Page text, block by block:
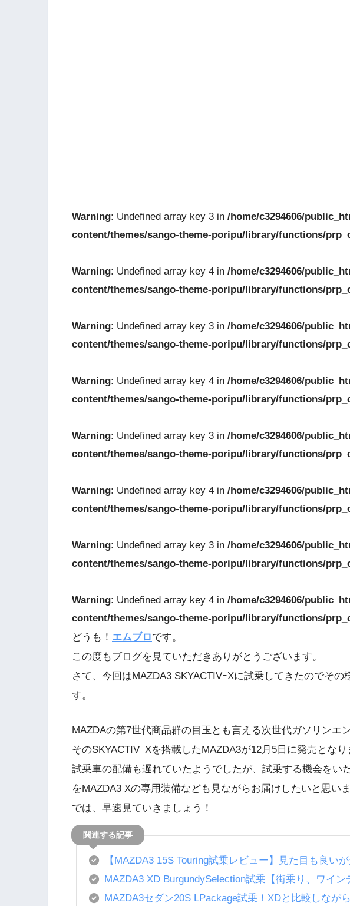
Warning: Undefined array key 3 in /home/c3294606/
content/themes/sango-theme-poripu/library/functions/
Warning: Undefined array key 4 in /home/c3294606/
content/themes/sango-theme-poripu/library/functions/
Warning: Undefined array key 3 in /home/c3294606/
content/themes/sango-theme-poripu/library/functions/
Warning: Undefined array key 4 in /home/c3294606/
content/themes/sango-theme-poripu/library/functions/
Warning: Undefined array key 3 in /home/c3294606/
content/themes/sango-theme-poripu/library/functions/
Warning: Undefined array key 4 in /home/c3294606/
content/themes/sango-theme-poripu/library/functions/
Warning: Undefined array key 3 in /home/c3294606/
content/themes/sango-theme-poripu/library/functions/
Warning: Undefined array key 4 in /home/c3294606/
content/themes/sango-theme-poripu/library/functions/
どうも！ エムブロです。
この度もブログを見ていただきありがとうございます。
さて、今回はMAZDA3 SKYACTIVｰXに試乗してきたのでその
す。
MAZDAの第7世代商品群の目玉とも言える次世代ガソリンエ
そのSKYACTIVｰXを搭載したMAZDA3が12月5日に発売となり
試乗車の配備も遅れていたようでしたが、試乗する機会をい
をMAZDA3 Xの専用装備なども見ながらお届けしたいと思いま
では、早速見ていきましょう！
【MAZDA3 15S Touring試乗レビュー】見た目も良い
MAZDA3 XD BurgundySelection試乗【街乗り、ワイン
MAZDA3セダン20S LPackage試乗！XDと比較しなが